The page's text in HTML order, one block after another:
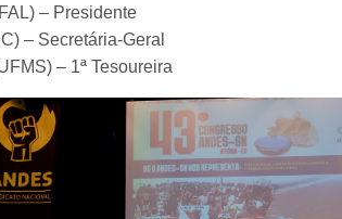
– Presidente
– Secretária-Geral
– 1ª Tesoureira